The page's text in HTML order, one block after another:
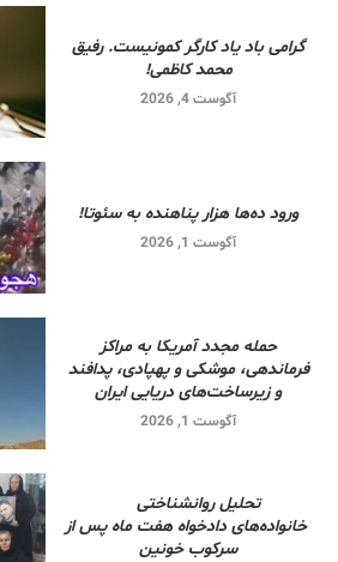
گرامی باد یاد کارگر کمونیست. رفیق
محمد کاظمی!
آگوست 4, 2026
ورود ده‌ها هزار پناهنده به سئوتا!
آگوست 1, 2026
حمله مجدد آمریکا به مراکز
فرماندهی، موشکی و پهپادی، پدافند
و زیرساخت‌های دریایی ایران
آگوست 1, 2026
تحلیل روانشناختی
خانواده‌های دادخواه هفت ماه پس از
سرکوب خونین